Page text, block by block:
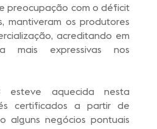
preocupação com o déficit
mantiveram os produtores
acreditando em
mais expressivas nos
esteve aquecida nesta
certificados a partir de
alguns negócios pontuais